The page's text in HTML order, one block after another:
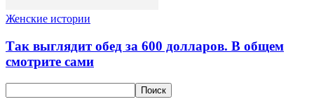
Женские истории
Так выглядит обед за 600 долларов. В общем
смотрите сами